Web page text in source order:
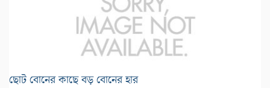
ছোট বোনের কাছে বড় বোনের হার